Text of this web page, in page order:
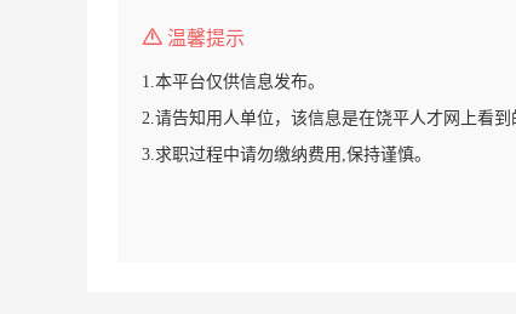
温馨提示
1.本平台仅供信息发布。
2.请告知用人单位，该信息是在饶平人才网上看到
3.求职过程中请勿缴纳费用,保持谨慎。